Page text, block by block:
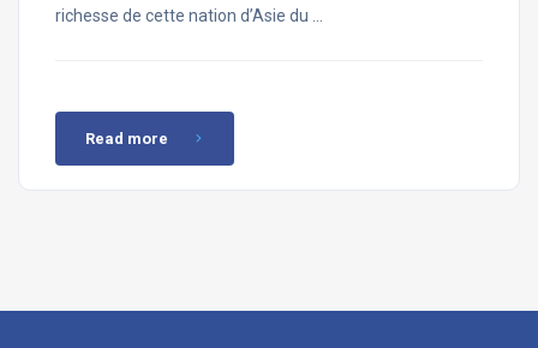
richesse de cette nation d’Asie du …
Read more